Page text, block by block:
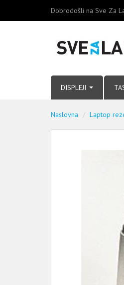
Dobrodošli na Sve Za
DISPLEJI
Naslovna Laptop